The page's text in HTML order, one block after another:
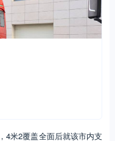
4米2覆盖全面后就该市内支